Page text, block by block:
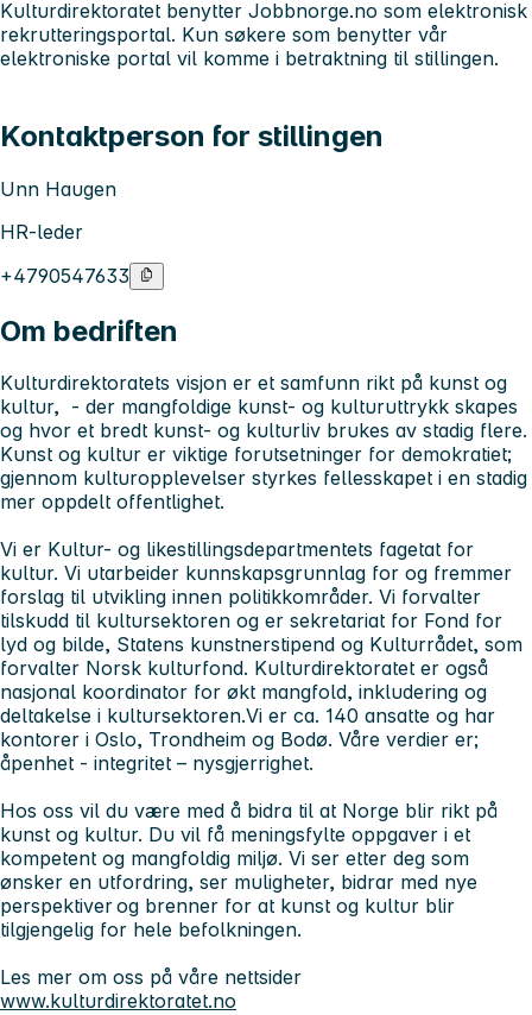
Kulturdirektoratet benytter Jobbnorge.no som elektronisk
rekrutteringsportal. Kun søkere som benytter vår
elektroniske portal vil komme i betraktning til stillingen.
Kontaktperson for stillingen
Unn Haugen
HR-leder
+4790547633
Om bedriften
Kulturdirektoratets visjon er et samfunn rikt på kunst og
kultur, - der mangfoldige kunst- og kulturuttrykk skapes
og hvor et bredt kunst- og kulturliv brukes av stadig flere.
Kunst og kultur er viktige forutsetninger for demokratiet;
gjennom kulturopplevelser styrkes fellesskapet i en stadig
mer oppdelt offentlighet.
Vi er Kultur- og likestillingsdepartmentets fagetat for
kultur. Vi utarbeider kunnskapsgrunnlag for og fremmer
forslag til utvikling innen politikkområder. Vi forvalter
tilskudd til kultursektoren og er sekretariat for Fond for
lyd og bilde, Statens kunstnerstipend og Kulturrådet, som
forvalter Norsk kulturfond. Kulturdirektoratet er også
nasjonal koordinator for økt mangfold, inkludering og
deltakelse i kultursektoren.Vi er ca. 140 ansatte og har
kontorer i Oslo, Trondheim og Bodø. Våre verdier er;
åpenhet - integritet – nysgjerrighet.
Hos oss vil du være med å bidra til at Norge blir rikt på
kunst og kultur. Du vil få meningsfylte oppgaver i et
kompetent og mangfoldig miljø. Vi ser etter deg som
ønsker en utfordring, ser muligheter, bidrar med nye
perspektiver og brenner for at kunst og kultur blir
tilgjengelig for hele befolkningen.
Les mer om oss på våre nettsider
www.kulturdirektoratet.no